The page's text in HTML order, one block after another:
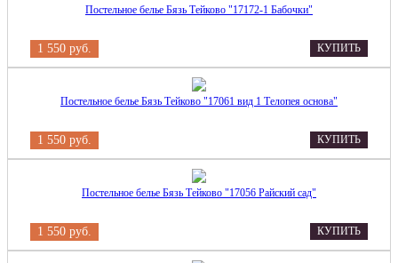
Постельное белье Бязь Тейково "17172-1 Бабочки"
1 550 руб. КУПИТЬ
Постельное белье Бязь Тейково "17061 вид 1 Телопея основа"
1 550 руб. КУПИТЬ
Постельное белье Бязь Тейково "17056 Райский сад"
1 550 руб. КУПИТЬ